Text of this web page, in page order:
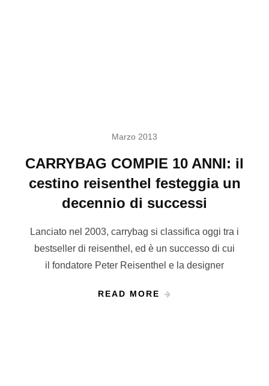
Marzo 2013
CARRYBAG COMPIE 10 ANNI: il
cestino reisenthel festeggia un
decennio di successi
Lanciato nel 2003, carrybag si classifica oggi tra i
bestseller di reisenthel, ed è un successo di cui
il fondatore Peter Reisenthel e la designer
READ MORE